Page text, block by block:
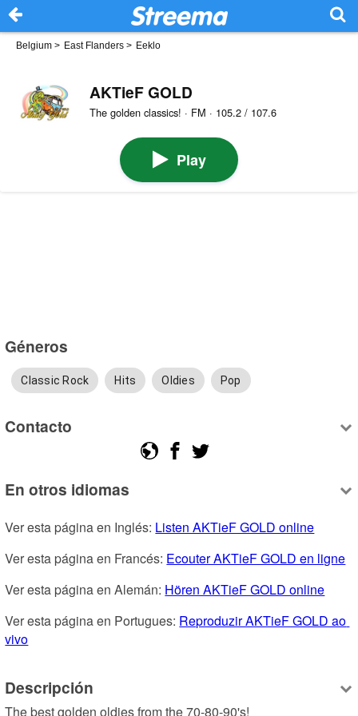
Belgium > East Flanders > Eeklo
AKTieF GOLD
The golden classics! · FM · 105.2 / 107.6
Play
Géneros
Classic Rock Hits Oldies Pop
Contacto
En otros idiomas
Ver esta página en Inglés: Listen AKTieF GOLD online
Ver esta página en Francés: Ecouter AKTieF GOLD en ligne
Ver esta página en Alemán: Hören AKTieF GOLD online
Ver esta página en Portugues: Reproduzir AKTieF GOLD ao
vivo
Descripción
The best golden oldies from the 70-80-90's!